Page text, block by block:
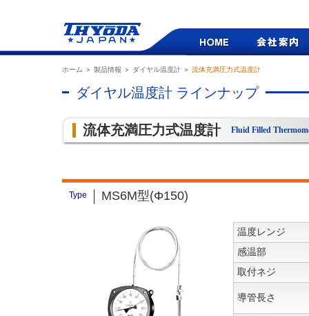
ホーム ＞ 製品情報 ＞ ダイヤル温度計 ＞ 流体充満圧力式温度計
ダイヤル温度計 ラインナップ
流体充満圧力式温度計 Fluid Filled
Type MS6M型(Φ150)
温度レンジ
感温部
取付ネジ
導管長さ